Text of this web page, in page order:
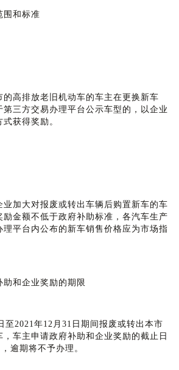
和标准
高排放老旧机动车的车主在更换新车
第三方交易办理平台公示车型的，以企业
获得奖励。
加大对报废或转出车辆后购置新车的车
励金额不低于政府补助标准，各汽车生产
理平台内公布的新车销售价格应为市场指
和企业奖励的期限
2021年12月31日期间报废或转出本市
，车主申请政府补助和企业奖励的截止日
逾期将不予办理。